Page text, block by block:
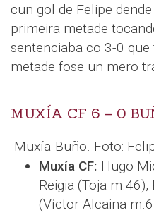
cun gol de Felipe
primeira metade
sentenciaba co 3-0 que
metade fose un mero
MUXÍA CF 6 – 0
Muxía-Buño. Foto:
Muxía CF: Hugo
Reigia (Toja
(Víctor Alcaina